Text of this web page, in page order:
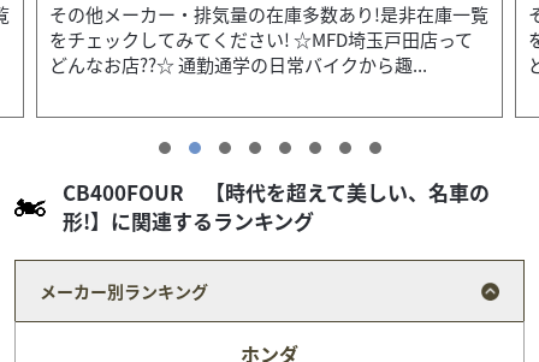
その他メーカー・排気量の在庫多数あり!是非在庫一覧
をチェックしてみてください! ☆MFD埼玉戸田店って
どんなお店??☆ 通勤通学の日常バイクから趣...
CB400FOUR 【時代を超えて美しい、名車の
形!】に関連するランキング
メーカー別ランキング
ホンダ